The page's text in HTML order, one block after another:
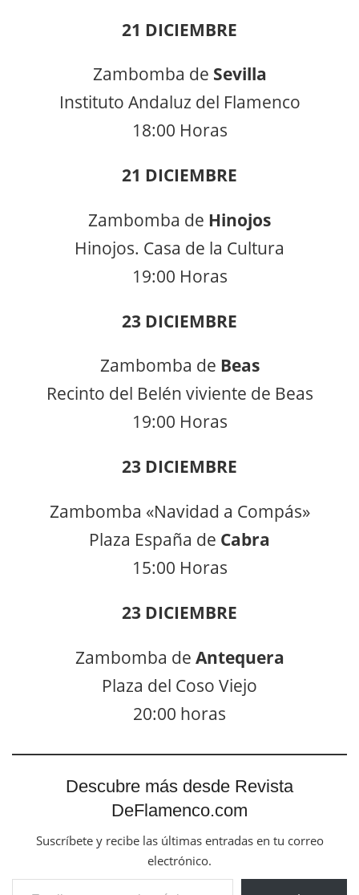
21 DICIEMBRE
Zambomba de Sevilla
Instituto Andaluz del Flamenco
18:00 Horas
21 DICIEMBRE
Zambomba de Hinojos
Hinojos. Casa de la Cultura
19:00 Horas
23 DICIEMBRE
Zambomba de Beas
Recinto del Belén viviente de Beas
19:00 Horas
23 DICIEMBRE
Zambomba «Navidad a Compás»
Plaza España de Cabra
15:00 Horas
23 DICIEMBRE
Zambomba de Antequera
Plaza del Coso Viejo
20:00 horas
Descubre más desde Revista
DeFlamenco.com
Suscríbete y recibe las últimas entradas en tu correo
electrónico.
Escribe tu correo electrónico…